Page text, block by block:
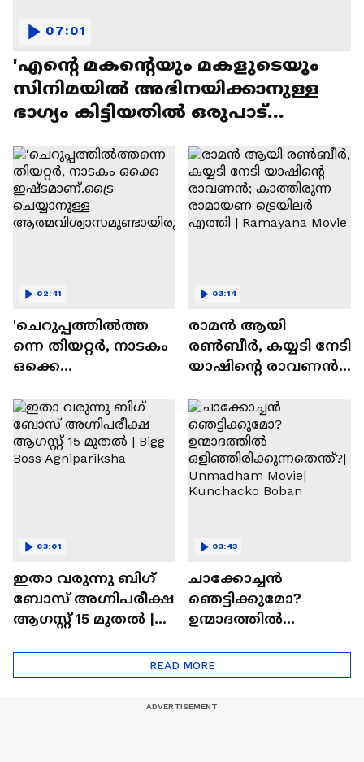
'എന്റെ മകന്റെയും മകളുടെയും
സിനിമയിൽ അഭിനയിക്കാനുള്ള
ഭാഗ്യം കിട്ടിയതിൽ ഒരുപാട്
07:01
'ചെറുപ്പത്തിൽത്ത
ന്നെ തിയറ്റർ, നാടകം
ഒക്കെ
ചെയ്യാനുള്ള
ആത്മവിശ്വാസമുണ്ടാ
യിരുന്നില്ല'
02:41
രാമന്‍ ആയി
രൺബീർ, കയ്യടി നേടി
യാഷിന്റെ രാവണൻ;
രാമായണ ട്രെയിലർ
എത്തി | Ramayana
Movie
03:14
ഇതാ വരുന്നു ബിഗ്
ബോസ് അഗ്നിപരീക്ഷ
ആഗസ്റ്റ് 15 മുതൽ |
03:01
ചാക്കോച്ചന്‍
ഞെട്ടിക്കുമോ?
ഉന്മാദത്തിൽ
ന്ത്?| Unmadham
Movie| Kunchacko
03:43
READ MORE